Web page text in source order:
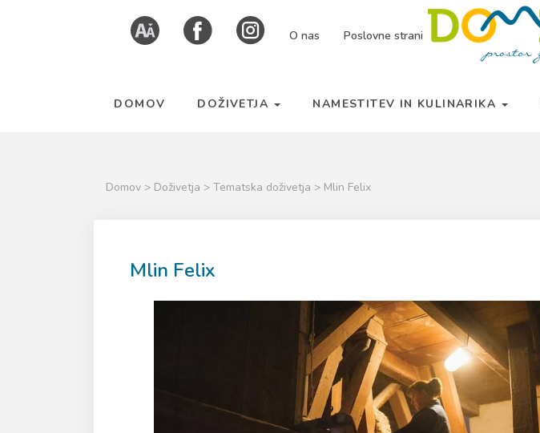
Skoči
Kazalo
strani
O nas Poslovne strani
DOMOV DOŽIVETJA NAMESTITEV IN KULINARIKA
Domov > Doživetja > Tematska doživetja > Mlin Felix
Mlin Felix